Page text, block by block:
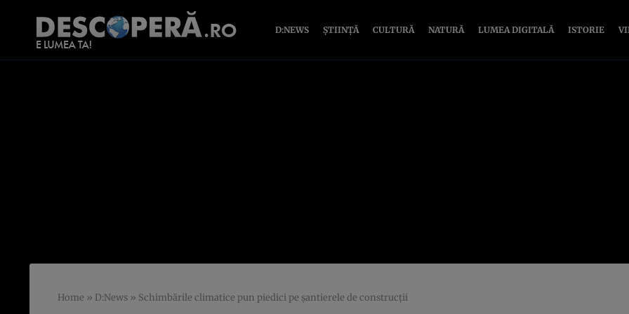
D:NEWS ȘTIINȚĂ CULTURĂ NATURĂ LUMEA DIGITALĂ ISTORIE
Home » D:News » Schimbările climatice pun piedici pe şantierele de construcţii